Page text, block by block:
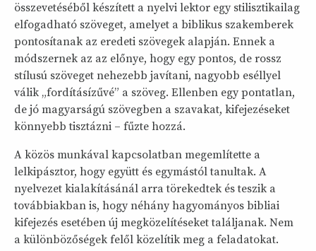
összevetéséből készített a nyelvi lektor egy stilisztikailag
elfogadható szöveget, amelyet a biblikus szakemberek
pontosítanak az eredeti szövegek alapján. Ennek a
módszernek az az előnye, hogy egy pontos, de rossz
stílusú szöveget nehezebb javítani, nagyobb eséllyel
válik „fordításízűvé” a szöveg. Ellenben egy pontatlan,
de jó magyarságú szövegben a szavakat, kifejezéseket
könnyebb tisztázni – fűzte hozzá.
A közös munkával kapcsolatban megemlítette a
lelkipásztor, hogy együtt és egymástól tanultak. A
nyelvezet kialakításánál arra törekedtek és teszik a
továbbiakban is, hogy néhány hagyományos bibliai
kifejezés esetében új megközelítéseket találjanak. Nem
a különbözőségek felől közelítik meg a feladatokat.